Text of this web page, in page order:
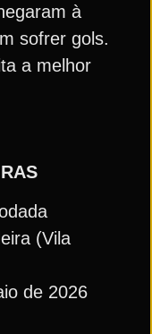
à
sofrer gols.
a melhor
(Vila
de 2026